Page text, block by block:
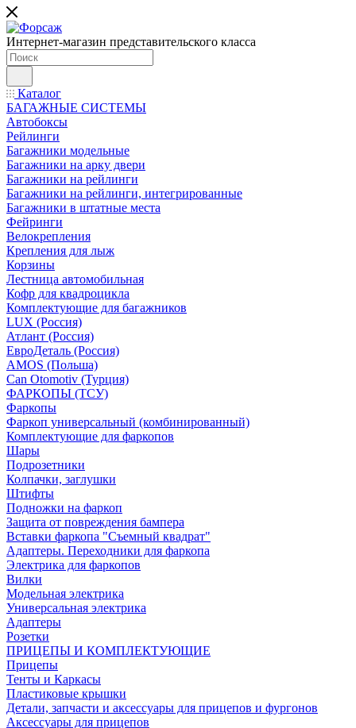
Интернет-магазин представительского класса
Каталог
БАГАЖНЫЕ СИСТЕМЫ
Автобоксы
Рейлинги
Багажники модельные
Багажники на арку двери
Багажники на рейлинги
Багажники на рейлинги, интегрированные
Багажники в штатные места
Фейринги
Велокрепления
Крепления для лыж
Корзины
Лестница автомобильная
Кофр для квадроцикла
Комплектующие для багажников
LUX (Россия)
Атлант (Россия)
ЕвроДеталь (Россия)
AMOS (Польша)
Can Otomotiv (Турция)
ФАРКОПЫ (ТСУ)
Фаркопы
Фаркоп универсальный (комбинированный)
Комплектующие для фаркопов
Шары
Подрозетники
Колпачки, заглушки
Штифты
Подножки на фаркоп
Защита от повреждения бампера
Вставки фаркопа "Съемный квадрат"
Адаптеры. Переходники для фаркопа
Электрика для фаркопов
Вилки
Модельная электрика
Универсальная электрика
Адаптеры
Розетки
ПРИЦЕПЫ И КОМПЛЕКТУЮЩИЕ
Прицепы
Тенты и Каркасы
Пластиковые крышки
Детали, запчасти и аксессуары для прицепов и фургонов
Аксессуары для прицепов